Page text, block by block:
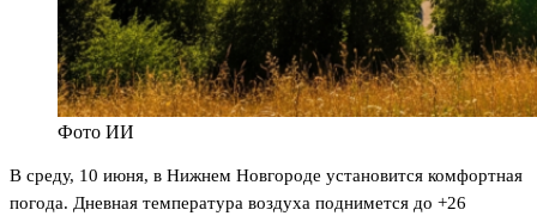
Фото ИИ
В среду, 10 июня, в Нижнем Новгороде установится комфортная
погода. Дневная температура воздуха поднимется до +26